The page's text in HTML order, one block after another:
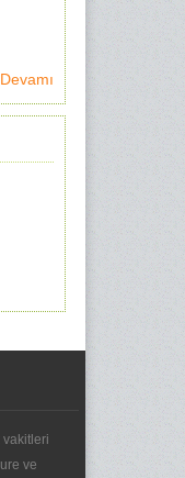
Devamı
vakitleri
ve